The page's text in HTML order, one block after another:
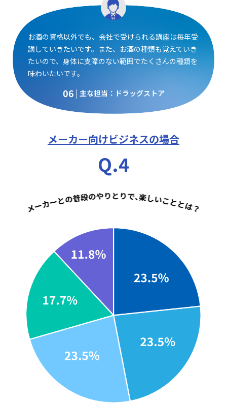
お酒の資格以外でも、会社で受けられる講座は毎年受
講していきたいです。また、お酒の種類も覚えていき
たいので、身体に支障のない範囲でたくさんの種類を
味わいたいです。
06 主な担当：ドラッグストア
メーカー向けビジネスの場合
Q.4